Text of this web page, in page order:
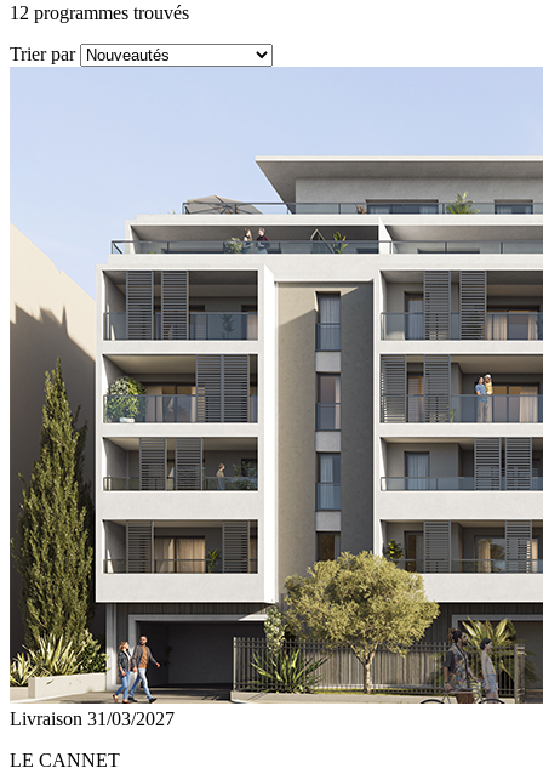
12 programmes trouvés
Trier par
Livraison 31/03/2027
LE CANNET